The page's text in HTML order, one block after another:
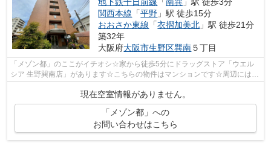
関西本線 「平野 」駅 徒歩15分
おおさか東線 「衣摺加美北 」駅 徒歩21分
築32年
大阪府大阪市生野区巽南５丁目
「メゾン都」のここがイチオシ☆家から徒歩5分にドラッグストア「ウエル
シア 生野巽南店」があります☆こちらの物件はマンションです☆周辺には、
現在空室情報がありません。
「メゾン都」への
お問い合わせはこちら